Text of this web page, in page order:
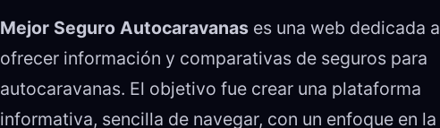
Mejor Seguro Autocaravanas es una web dedicada a
ofrecer información y comparativas de seguros para
autocaravanas. El objetivo fue crear una plataforma
informativa, sencilla de navegar, con un enfoque en la